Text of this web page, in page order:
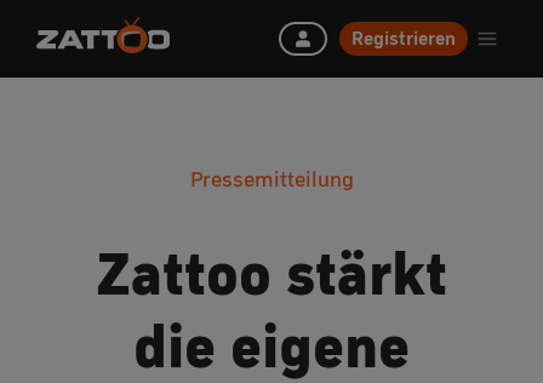
Registrieren
Pressemitteilung
Zattoo stärkt
die eigene